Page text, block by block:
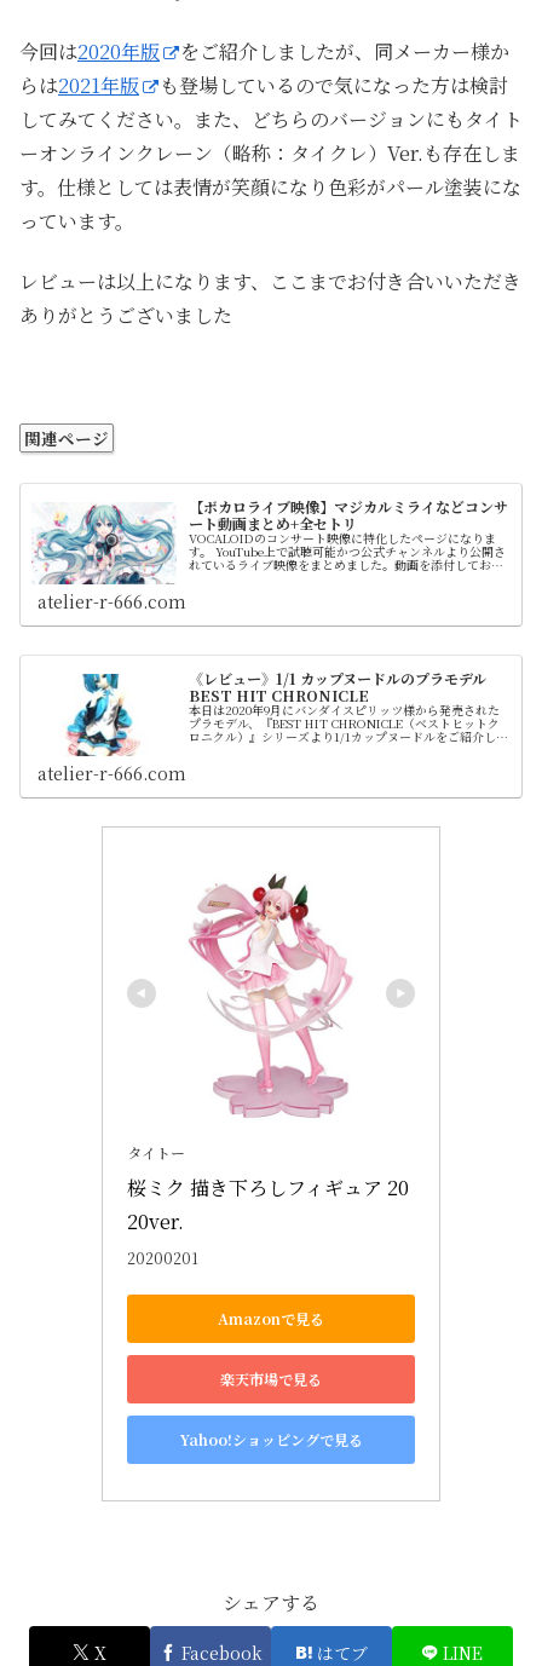
今回は2020年版
をご紹介しましたが、同メーカー様か
らは2021年版
も登場しているので気になった方は検討
してみてください。また、どちらのバージョンにもタイト
ーオンラインクレーン（略称：タイクレ）Ver.も存在しま
す。仕様としては表情が笑顔になり色彩がパール塗装にな
っています。
レビューは以上になります、ここまでお付き合いいただき
ありがとうございました
関連ページ
【ボカロライブ映像】マジカルミライなどコンサ
ート動画まとめ+全セトリ
VOCALOIDのコンサート映像に特化したページになりま
す。 YouTube上で試聴可能かつ公式チャンネルより公開さ
れているライブ映像をまとめました。動画を添付しており
atelier-r-666.com
《レビュー》1/1 カップヌードルのプラモデル
BEST HIT CHRONICLE
本日は2020年9月にバンダイスピリッツ様から発売された
プラモデル、『BEST HIT CHRONICLE（ベストヒットク
ロニクル）』シリーズより1/1カップヌードルをご紹介しま
なり37年（シールの登場は1984年の為）の歴史に幕を閉じ
atelier-r-666.com
タイトー
桜ミク 描き下ろしフィギュア 20
20ver.
20200201
Amazonで見る
楽天市場で見る
Yahoo!ショッピングで見る
シェアする
X Facebook はてブ LINE